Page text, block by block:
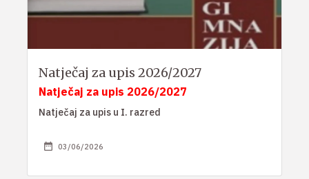
Natječaj za upis 2026/2027
Natječaj za upis 2026/2027
Natječaj za upis u I. razred
03/06/2026